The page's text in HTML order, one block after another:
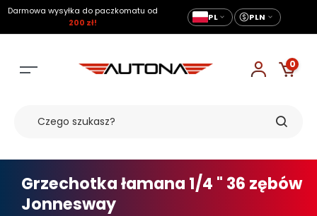
Darmowa wysyłka do paczkomatu od
200 zł!
PL PLN
0
Grzechotka łamana 1/4 " 36 zębów
Jonnesway